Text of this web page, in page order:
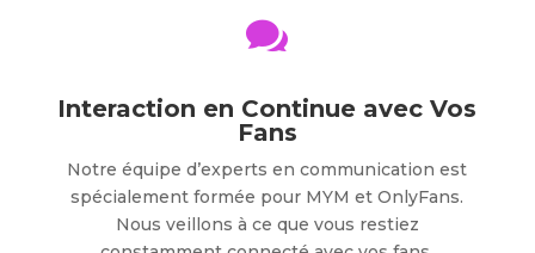

Interaction en Continue avec Vos
Fans
Notre équipe d’experts en communication est
spécialement formée pour MYM et OnlyFans.
Nous veillons à ce que vous restiez